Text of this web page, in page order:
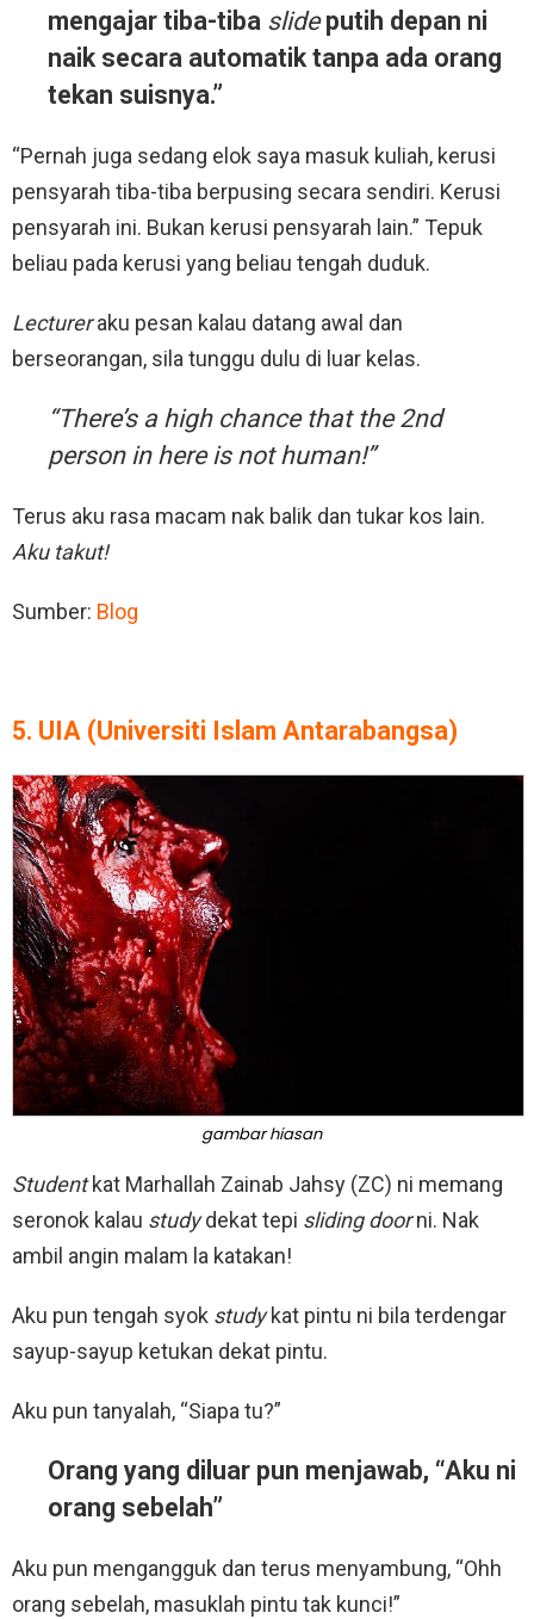
mengajar tiba-tiba slideputih depan ni
naik secara automatik tanpa ada orang
tekan suisnya.”
“Pernah juga sedang elok saya masuk kuliah, kerusi
pensyarah tiba-tiba berpusing secara sendiri. Kerusi
pensyarah ini. Bukan kerusi pensyarah lain.” Tepuk
beliau pada kerusi yang beliau tengah duduk.
Lectureraku pesan kalau datang awal dan
berseorangan, sila tunggu dulu di luar kelas.
“There’s a high chance that the 2nd
person in here is not human!”
Terus aku rasa macam nak balik dan tukar kos lain.
Aku takut!
Sumber: Blog
5. UIA (Universiti Islam Antarabangsa)
gambar hiasan
Studentkat Marhallah Zainab Jahsy (ZC) ni memang
seronok kalau studydekat tepi sliding doorni. Nak
ambil angin malam la katakan!
Aku pun tengah syok studykat pintu ni bila terdengar
sayup-sayup ketukan dekat pintu.
Aku pun tanyalah, “Siapa tu?”
Orang yang diluar pun menjawab, “Aku ni
orang sebelah”
Aku pun mengangguk dan terus menyambung, “Ohh
orang sebelah, masuklah pintu tak kunci!”